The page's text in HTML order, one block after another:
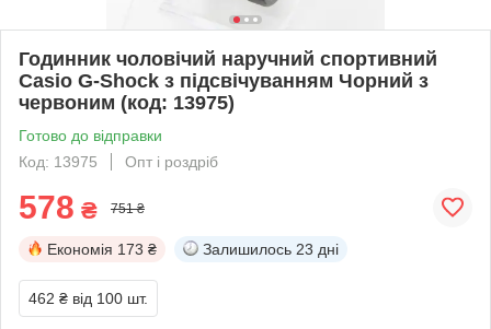
Годинник чоловічий наручний спортивний
Casio G-Shock з підсвічуванням Чорний з
червоним (код: 13975)
Готово до відправки
Код: 13975
Опт і роздріб
578 ₴ 751 ₴
Економія 173 ₴ Залишилось 23 дні
462 ₴ від 100 шт.